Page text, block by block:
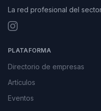
La red profesional del
PLATAFORMA
Directorio de empresas
Artículos
Eventos